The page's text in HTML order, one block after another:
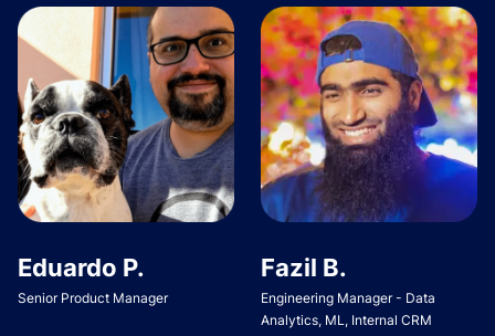
Eduardo P.
Senior Product Manager
Fazil B.
Engineering Manager - Data
Analytics, ML, Internal CRM